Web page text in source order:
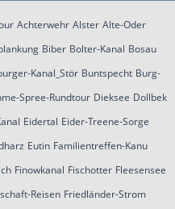
Achterwehr Alster Alte-Oder
Biber Bolter-Kanal Bosau
Kanal_Stör Buntspecht Burg-
Spree-Rundtour Dieksee Dollbek
Eidertal Eider-Treene-Sorge
Eutin Familientreffen-Kanu
Finowkanal Fischotter Fleesensee
Reisen Friedländer-Strom